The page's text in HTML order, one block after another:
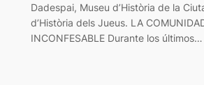
Dadespai, Museu d’Història de la
d’Història dels Jueus. LA
INCONFESABLE Durante los últimos…